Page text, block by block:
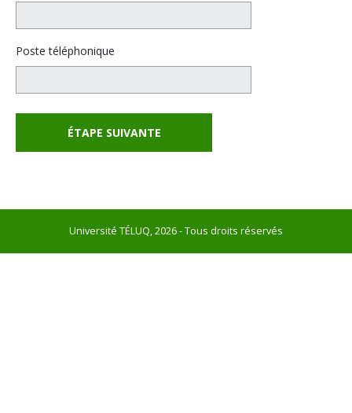
Poste téléphonique
Université TÉLUQ, 2026 - Tous droits réservés